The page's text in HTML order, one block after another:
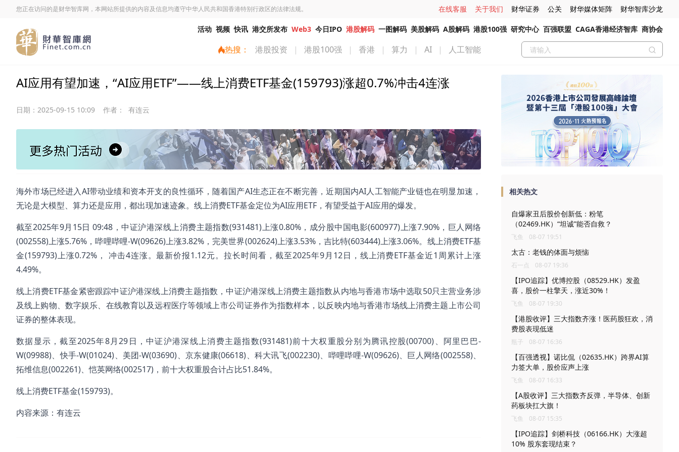
您正在访问的是财华智库网，本网站所提供的内容及信息均遵守中华人民共和国香港特别行政区的法律法规。 在线客服 关于我们 财华证券 公关 财华媒体矩阵 财华智库沙龙
活动 视频 快讯 港交所发布 Web3 今日IPO 港股解码 一图解码 美股解码 A股解码 港股100强 研究中心 百强联盟 CAGA香港经济智库 商协会
热搜： 港股投资 | 港股100强 | 香港 | 算力 | AI | 人工智能
AI应用有望加速，“AI应用ETF”——线上消费ETF基金(159793)涨超0.7%冲击4连涨
日期： 2025-09-15 10:09 作者： 有连云
海外市场已经进入AI带动业绩和资本开支的良性循环，随着国产AI生态正在不断完善，近期国内AI人工智能产业链也在明显加速，
无论是大模型、算力还是应用，都出现加速迹象。线上消费ETF基金定位为AI应用ETF，有望受益于AI应用的爆发。
截至2025年9月15日 09:48，中证沪港深线上消费主题指数(931481)上涨0.80%，成分股中国电影(600977)上涨7.90%，巨人网络
(002558)上涨5.76%，哔哩哔哩-W(09626)上涨3.82%，完美世界(002624)上涨3.53%，吉比特(603444)上涨3.06%。线上消费ETF基
金(159793)上涨0.72%， 冲击4连涨。最新价报1.12元。拉长时间看，截至2025年9月12日，线上消费ETF基金近1周累计上涨
4.49%。
线上消费ETF基金紧密跟踪中证沪港深线上消费主题指数，中证沪港深线上消费主题指数从内地与香港市场中选取50只主营业务涉
及线上购物、数字娱乐、在线教育以及远程医疗等领域上市公司证券作为指数样本，以反映内地与香港市场线上消费主题上市公司
证券的整体表现。
数据显示，截至2025年8月29日，中证沪港深线上消费主题指数(931481)前十大权重股分别为腾讯控股(00700)、阿里巴巴-
W(09988)、快手-W(01024)、美团-W(03690)、京东健康(06618)、科大讯飞(002230)、哔哩哔哩-W(09626)、巨人网络(002558)、
拓维信息(002261)、恺英网络(002517)，前十大权重股合计占比51.84%。
线上消费ETF基金(159793)。
内容来源：有连云
相关热文
自爆家丑后股价创新低：粉笔
（02469.HK）“坦诚”能否自救？
飞鱼 08-07 19:51
太古：老钱的体面与烦恼
石一点 08-07 19:36
【IPO追踪】优博控股（08529.HK）发盈
喜，股价一柱擎天，涨近30%！
飞鱼 08-07 19:30
【港股收评】三大指数齐涨！医药股狂欢，消
费股表现低迷
瓶子 08-07 16:36
【百强透视】诺比侃（02635.HK）跨界AI算
力签大单，股价应声上涨
飞鱼 08-07 16:33
【A股收评】三大指数齐反弹，半导体、创新
药板块扛大旗！
飞鱼 08-07 15:35
【IPO追踪】剑桥科技（06166.HK）大涨超
10% 股东套现结束？